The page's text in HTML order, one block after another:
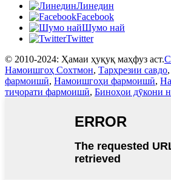
Линедин
Facebook
Шумо най
Twitter
© 2010-2024: Ҳамаи ҳуқуқ маҳфуз аст.
Намоишгоҳ Сохтмон, Тарҳрезии савдо,
фармоишӣ, Намоишгоҳи фармоишӣ,
тиҷорати фармоишӣ, Биноҳои дӯкони